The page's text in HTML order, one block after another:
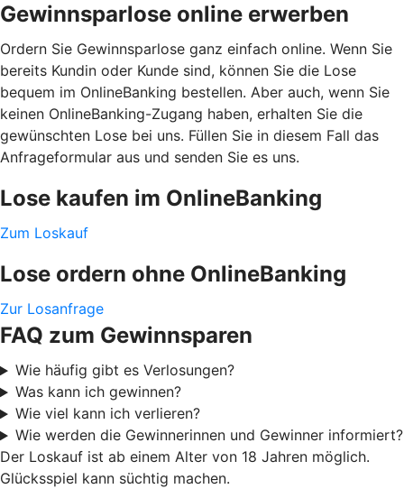
Gewinnsparlose online erwerben
Ordern Sie Gewinnsparlose ganz einfach online. Wenn Sie
bereits Kundin oder Kunde sind, können Sie die Lose
bequem im OnlineBanking bestellen. Aber auch, wenn Sie
keinen OnlineBanking-Zugang haben, erhalten Sie die
gewünschten Lose bei uns. Füllen Sie in diesem Fall das
Anfrageformular aus und senden Sie es uns.
Lose kaufen im OnlineBanking
Zum Loskauf
Lose ordern ohne OnlineBanking
Zur Losanfrage
FAQ zum Gewinnsparen
Wie häufig gibt es Verlosungen?
Was kann ich gewinnen?
Wie viel kann ich verlieren?
Wie werden die Gewinnerinnen und Gewinner informiert?
Der Loskauf ist ab einem Alter von 18 Jahren möglich.
Glücksspiel kann süchtig machen.